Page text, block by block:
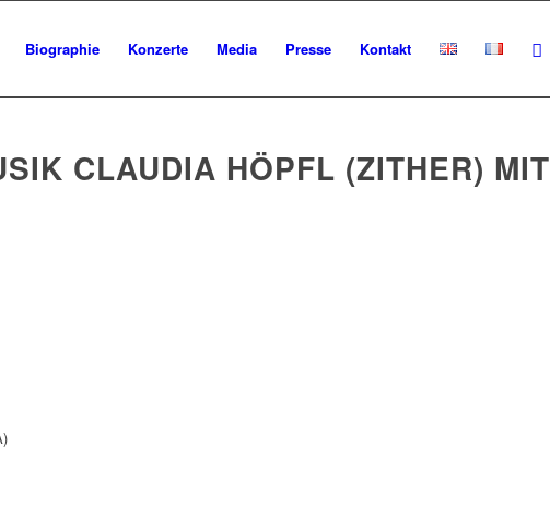
Biographie Konzerte Media Presse Kontakt
CLAUDIA HÖPFL (ZITHER) MIT